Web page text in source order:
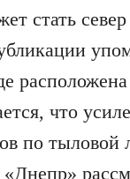
стать
что
по тыловой